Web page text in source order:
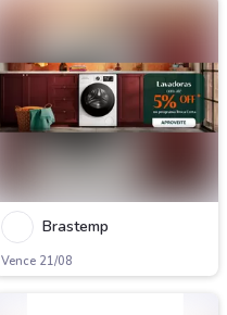
Brastemp
Vence 21/08